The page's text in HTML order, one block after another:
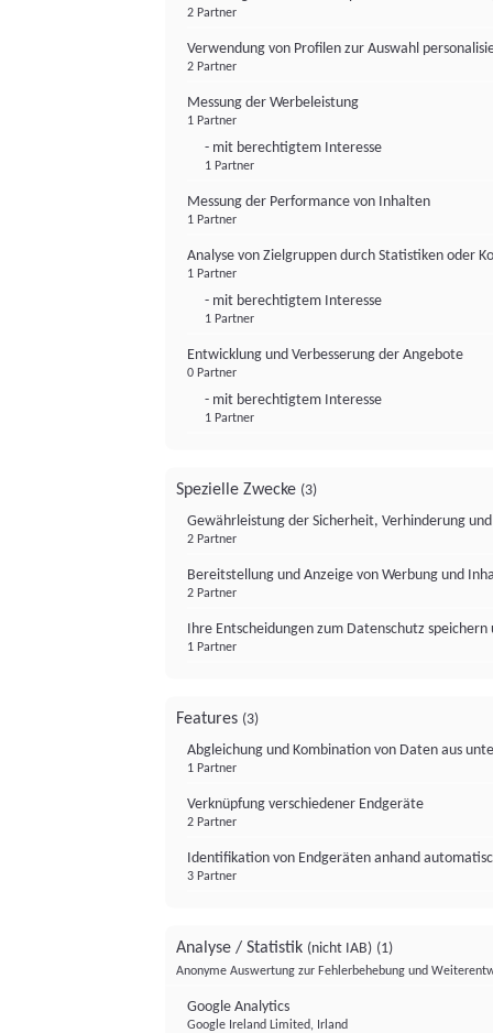
2 Partner
Verwendung von Profilen zur Auswahl
2 Partner
Messung der Werbeleistung
1 Partner
- mit berechtigtem Interesse
1 Partner
Messung der Performance von Inhalten
1 Partner
Analyse von Zielgruppen durch Statistiken oder
1 Partner
- mit berechtigtem Interesse
1 Partner
Entwicklung und Verbesserung der Angebote
0 Partner
- mit berechtigtem Interesse
1 Partner
Spezielle Zwecke (3)
Gewährleistung der Sicherheit, Verhinderung
2 Partner
Bereitstellung und Anzeige von Werbung und
2 Partner
Ihre Entscheidungen zum Datenschutz
1 Partner
Features (3)
Abgleichung und Kombination von Daten aus
1 Partner
Verknüpfung verschiedener Endgeräte
2 Partner
Identifikation von Endgeräten anhand
3 Partner
Analyse / Statistik (nicht IAB) (1)
Anonyme Auswertung zur Fehlerbehebung und
Google Analytics
Google Ireland Limited, Irland